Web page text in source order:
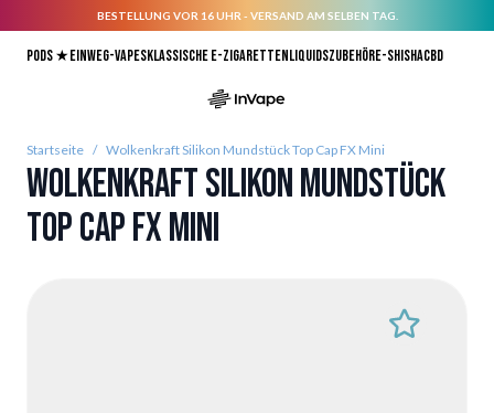
BESTELLUNG VOR 16 UHR - VERSAND AM SELBEN TAG.
Pods ★Einweg-VapesKlassische E-ZigarettenLiquidsZubehörE-ShishaCBD
Startseite / Wolkenkraft Silikon Mundstück Top Cap FX Mini
Wolkenkraft Silikon Mundstück
Top Cap FX Mini